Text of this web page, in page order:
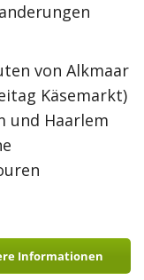
von Alkmaar
Käsemarkt)
und Haarlem
Informationen